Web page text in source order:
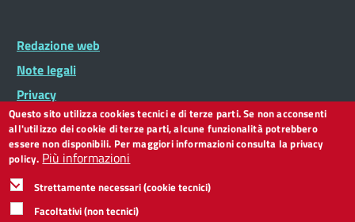
Footer
Widget
Footer
menu
Redazione web
Note legali
Privacy
Dichiarazione di accessibilità
CC BY 3.0 IT
Questo sito utilizza cookies tecnici e di terze parti. Se non acconsenti
all'utilizzo dei cookie di terze parti, alcune funzionalità potrebbero
essere non disponibili. Per maggiori informazioni consulta la privacy
policy. Più informazioni
Strettamente necessari (cookie tecnici)
Facoltativi (non tecnici)